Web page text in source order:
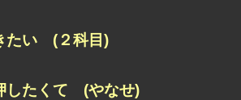
たい (２科目)
したくて (やなせ)